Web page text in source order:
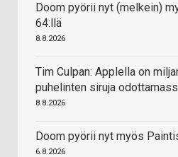
Doom pyörii nyt (melkein)
64:llä
8.8.2026
Tim Culpan: Applella on
puhelinten siruja
8.8.2026
Doom pyörii nyt myös
6.8.2026